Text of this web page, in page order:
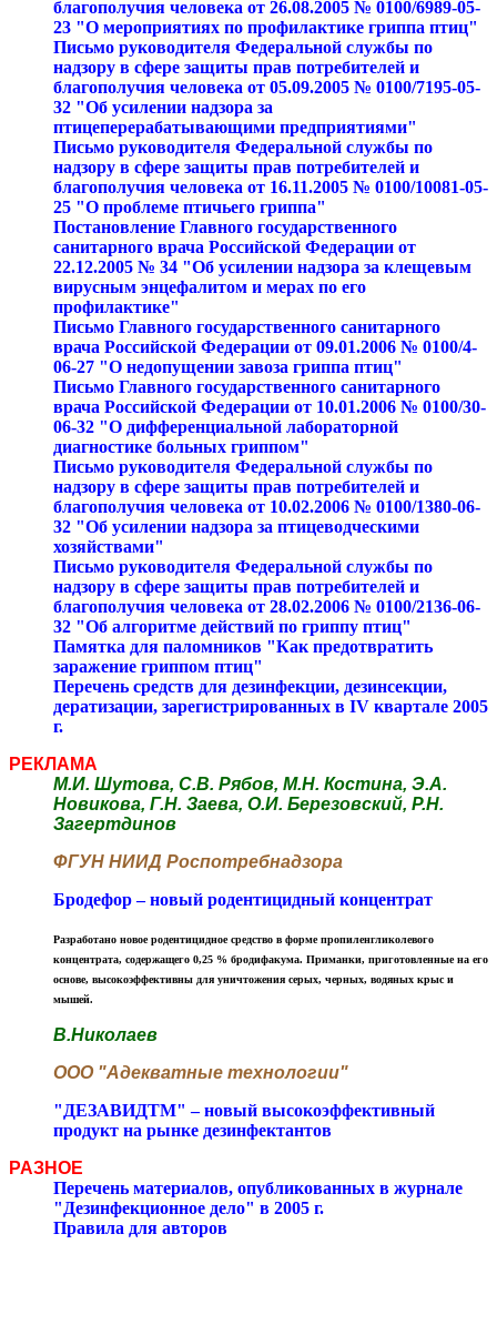
благополучия человека от 26.08.2005 № 0100/6989-05-
23 "О мероприятиях по профилактике гриппа птиц"
Письмо руководителя Федеральной службы по
надзору в сфере защиты прав потребителей и
благополучия человека от 05.09.2005 № 0100/7195-05-
32 "Об усилении надзора за
птицеперерабатывающими предприятиями"
Письмо руководителя Федеральной службы по
надзору в сфере защиты прав потребителей и
благополучия человека от 16.11.2005 № 0100/10081-05-
25 "О проблеме птичьего гриппа"
Постановление Главного государственного
санитарного врача Российской Федерации от
22.12.2005 № 34 "Об усилении надзора за клещевым
вирусным энцефалитом и мерах по его
профилактике"
Письмо Главного государственного санитарного
врача Российской Федерации от 09.01.2006 № 0100/4-
06-27 "О недопущении завоза гриппа птиц"
Письмо Главного государственного санитарного
врача Российской Федерации от 10.01.2006 № 0100/30-
06-32 "О дифференциальной лабораторной
диагностике больных гриппом"
Письмо руководителя Федеральной службы по
надзору в сфере защиты прав потребителей и
благополучия человека от 10.02.2006 № 0100/1380-06-
32 "Об усилении надзора за птицеводческими
хозяйствами"
Письмо руководителя Федеральной службы по
надзору в сфере защиты прав потребителей и
благополучия человека от 28.02.2006 № 0100/2136-06-
32 "Об алгоритме действий по гриппу птиц"
Памятка для паломников "Как предотвратить
заражение гриппом птиц"
Перечень средств для дезинфекции, дезинсекции,
дератизации, зарегистрированных в IV квартале 2005
г.
РЕКЛАМА
М.И. Шутова, С.В. Рябов, М.Н. Костина, Э.А.
Новикова, Г.Н. Заева, О.И. Березовский, Р.Н.
Загертдинов
ФГУН НИИД Роспотребнадзора
Бродефор – новый родентицидный концентрат
Разработано новое родентицидное средство в форме пропиленгликолевого
концентрата, содержащего 0,25 % бродифакума. Приманки, приготовленные на его
основе, высокоэффективны для уничтожения серых, черных, водяных крыс и
мышей.
В.Николаев
ООО "Адекватные технологии"
"ДЕЗАВИДТМ" – новый высокоэффективный
продукт на рынке дезинфектантов
РАЗНОЕ
Перечень материалов, опубликованных в журнале
"Дезинфекционное дело" в 2005 г.
Правила для авторов